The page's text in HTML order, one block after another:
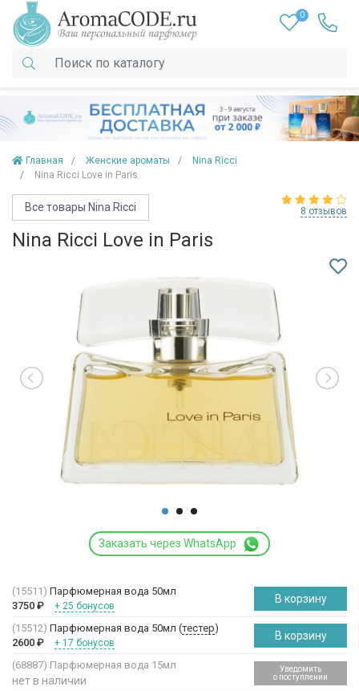
0
Главная Женские ароматы
Nina Ricci
Nina Ricci Love in Paris
Все товары Nina Ricci 8 отзывов
Nina Ricci Love in Paris
Заказать через WhatsApp
(15511) Парфюмерная вода 50мл
3750 ₽ + 25 бонусов
В корзину
(15512) Парфюмерная вода 50мл (тестер)
2600 ₽ + 17 бонусов
В корзину
(68887) Парфюмерная вода 15мл
нет в наличии
Уведомить
о поступлении